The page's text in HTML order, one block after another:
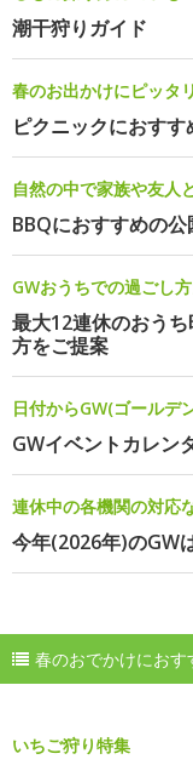
潮干狩りガイド
春のお出かけにピッタ
ピクニックにおすす
自然の中で家族や友人
BBQにおすすめの公
GWおうちでの過ごし
最大12連休のおう
方をご提案
日付からGW(ゴールデ
GWイベントカレン
連休中の各機関の対応
今年(2026年)のGW
春のおでかけにおす
いちご狩り特集